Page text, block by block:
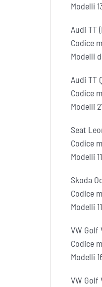
Modelli
Audi TT
Codice
Modelli
Audi TT
Codice
Modelli
Seat
Codice
Modelli
Skoda
Codice
Modelli
VW Golf
Codice
Modelli
VW Golf